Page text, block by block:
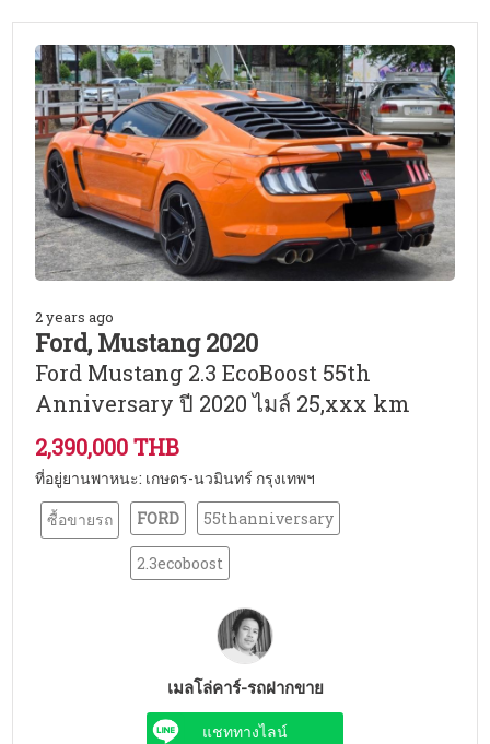
2 years ago
Ford, Mustang 2020
Ford Mustang 2.3 EcoBoost 55th
Anniversary ปี 2020 ไมล์ 25,xxx km
2,390,000 THB
ที่อยู่ยานพาหนะ: เกษตร-นวมินทร์ กรุงเทพฯ
ซื้อขายรถ
FORD 55thanniversary
2.3ecoboost
เมลโล่คาร์-รถฝากขาย
แชททางไลน์